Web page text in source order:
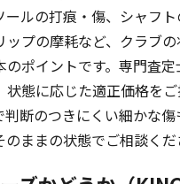
ールの打痕・傷、シャフ
ップの摩耗など、クラブ
のポイントです。専門査
状態に応じた適正価格を
判断のつきにくい細かな
のままの状態でご相談くだ